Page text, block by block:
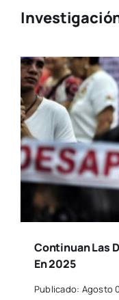
Continuan Las
En 2025
Publicado: Agosto